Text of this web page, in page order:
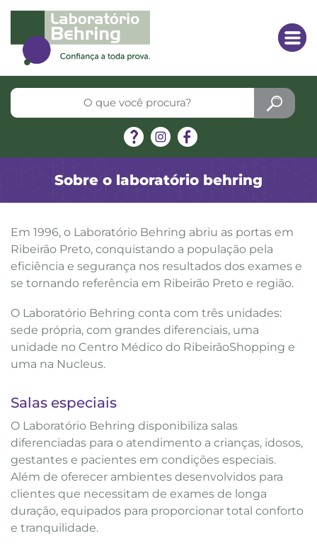
Sobre o laboratório behring
Em 1996, o Laboratório Behring abriu as portas em
Ribeirão Preto, conquistando a população pela
eficiência e segurança nos resultados dos exames e
se tornando referência em Ribeirão Preto e região.
O Laboratório Behring conta com três unidades:
sede própria, com grandes diferenciais, uma
unidade no Centro Médico do RibeirãoShopping e
uma na Nucleus.
Salas especiais
O Laboratório Behring disponibiliza salas
diferenciadas para o atendimento a crianças, idosos,
gestantes e pacientes em condições especiais.
Além de oferecer ambientes desenvolvidos para
clientes que necessitam de exames de longa
duração, equipados para proporcionar total conforto
e tranquilidade.